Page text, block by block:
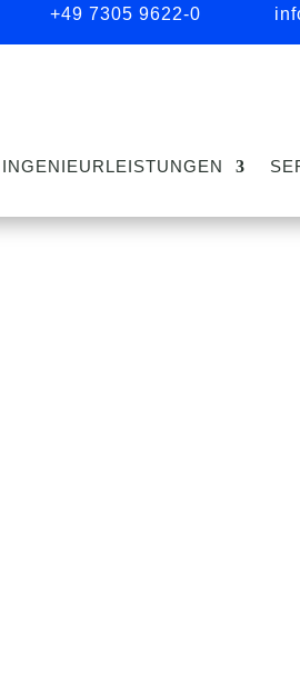
+49 7305 9622-0
INGENIEURLEISTUNGEN